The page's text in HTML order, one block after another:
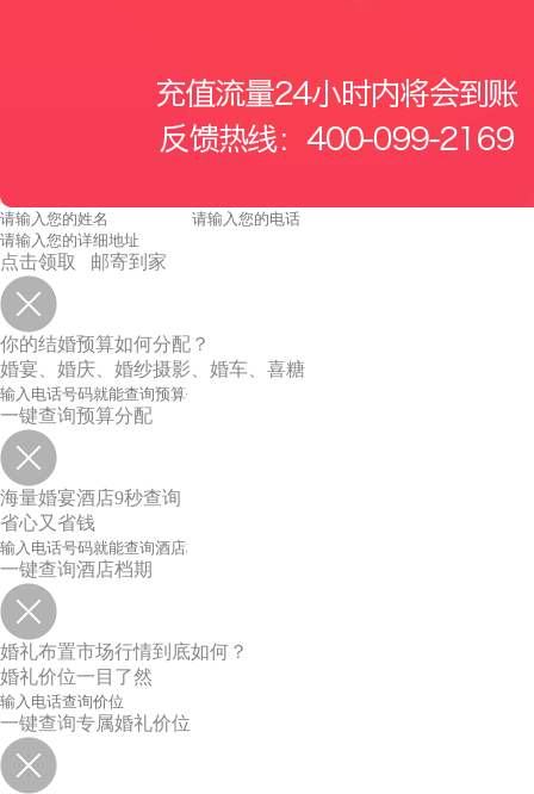
点击领取 邮寄到家
你的结婚预算如何分配？
婚宴、婚庆、婚纱摄影、婚车、喜糖
一键查询预算分配
海量婚宴酒店9秒查询
省心又省钱
一键查询酒店档期
婚礼布置市场行情到底如何？
婚礼价位一目了然
一键查询专属婚礼价位